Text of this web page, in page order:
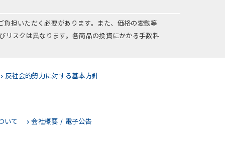
担いただく必要があります。また、価格の変動等
リスクは異なります。各商品の投資にかかる手数料
反社会的勢力に対する基本方針
いて 会社概要 / 電子公告